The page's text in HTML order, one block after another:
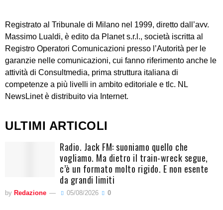
Registrato al Tribunale di Milano nel 1999, diretto dall’avv.
Massimo Lualdi, è edito da Planet s.r.l., società iscritta al
Registro Operatori Comunicazioni presso l’Autorità per le
garanzie nelle comunicazioni, cui fanno riferimento anche le
attività di Consultmedia, prima struttura italiana di
competenze a più livelli in ambito editoriale e tlc. NL
NewsLinet è distribuito via Internet.
ULTIMI ARTICOLI
Radio. Jack FM: suoniamo quello che
vogliamo. Ma dietro il train-wreck segue,
c’è un formato molto rigido. E non esente
da grandi limiti
by Redazione 05/08/2026 0